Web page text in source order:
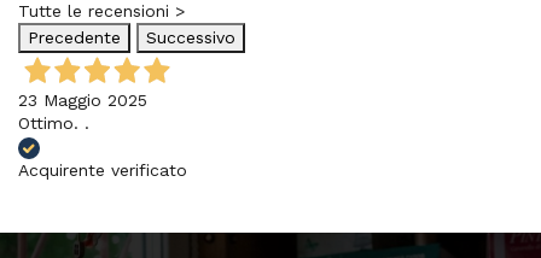
Tutte le recensioni >
Precedente
Successivo
23 Maggio 2025
Ottimo. .
Acquirente verificato